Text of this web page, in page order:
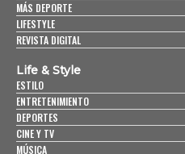
MÁS DEPORTE
LIFESTYLE
REVISTA DIGITAL
Life & Style
ESTILO
ENTRETENIMIENTO
DEPORTES
CINE Y TV
MÚSICA